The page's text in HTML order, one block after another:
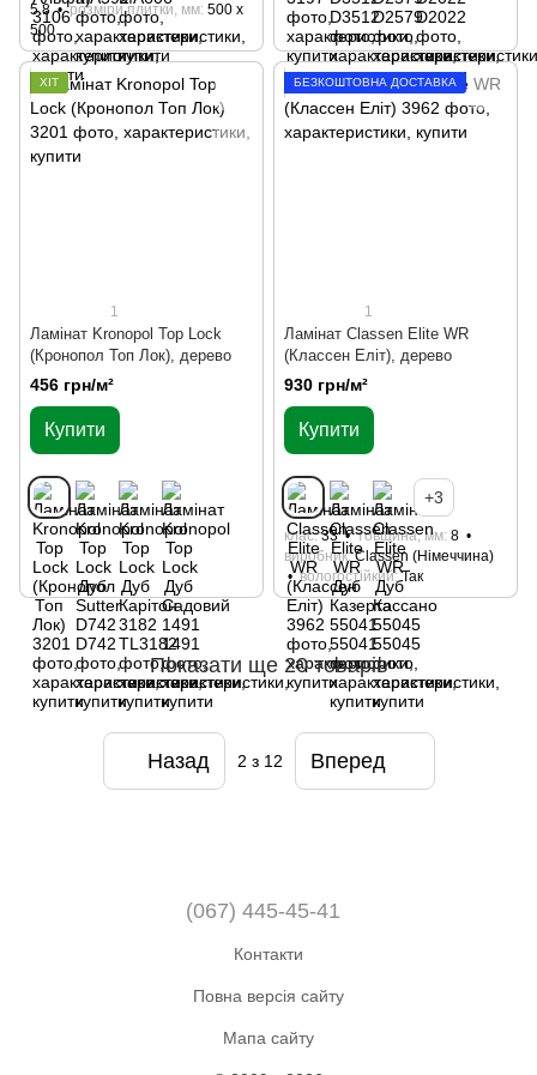
5.8
розміри плитки, мм 500 х
500
ХІТ
1
Ламінат Kronopol Top Lock
(Кронопол Топ Лок), дерево
456 грн/м²
Купити
БЕЗКОШТОВНА ДОСТАВКА
1
Ламінат Classen Elite WR
(Классен Еліт), дерево
930 грн/м²
Купити
+3
клас 33 товщина, мм 8
виробник Classen (Німеччина)
вологостійкий Так
Показати ще 20 товарів
Назад 2 з 12 Вперед
(067) 445-45-41
Контакти
Повна версія сайту
Мапа сайту